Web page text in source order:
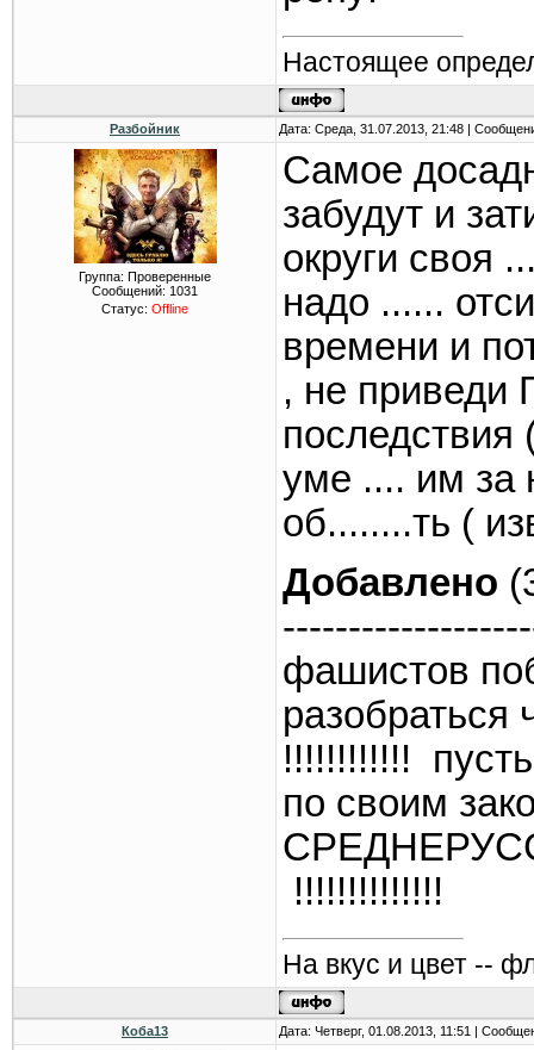
Настоящее
Разбойник Дата: Среда, 31.07.2013, 21:48 |
Группа: Проверенные
Сообщений: 1031
Статус: Offline
Самое
забудут и
округи своя
надо ......
времени и
, не приведи
последствия
уме .... им за
об........ть (
Добавлено
фашистов
!!!!!!!!!!!!
по своим
!!!!!!!!!!!!!!
На вкус и цвет --
Коба13 Дата: Четверг, 01.08.2013, 11:51 |